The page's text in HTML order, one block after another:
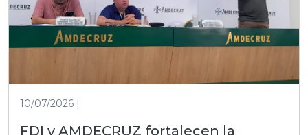
10/07/2026 |
FDI y AMDECRUZ fortalecen la